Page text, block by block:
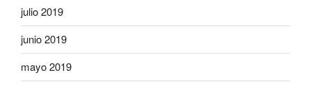
julio 2019
junio 2019
mayo 2019